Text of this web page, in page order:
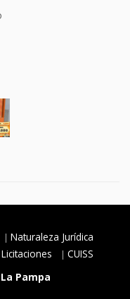
Naturaleza Jurídica
Licitaciones
CUISS
La Pampa